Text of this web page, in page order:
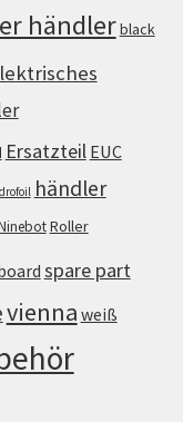
händlerblack
Ersatzteil EUC
händler
Roller
spare part
vienna weiß